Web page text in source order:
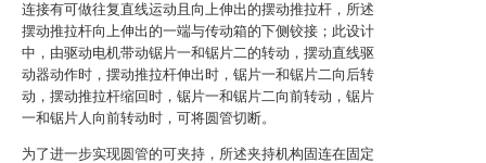
连接有可做往复直线运动且向上伸出的摆动推拉杆，所述
摆动推拉杆向上伸出的一端与传动箱的下侧铰接；此设计
中，由驱动电机带动锯片一和锯片二的转动，摆动直线驱
动器动作时，摆动推拉杆伸出时，锯片一和锯片二向后转
动，摆动推拉杆缩回时，锯片一和锯片二向前转动，锯片
一和锯片人向前转动时，可将圆管切断。
为了进一步实现圆管的可夹持，所述夹持机构固连在固定